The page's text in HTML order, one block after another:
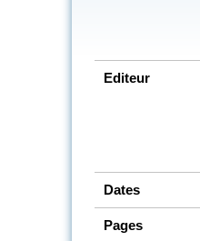
Editeur
Dates
Pages